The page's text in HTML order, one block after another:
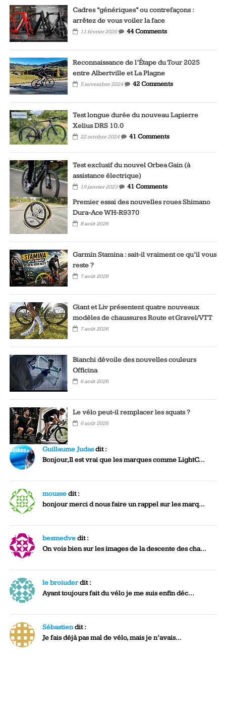
Cadres “génériques” ou contrefaçons :
arrêtez de vous voiler la face
11 février 2026 44 Comments
Reconnaissance de l’Étape du Tour 2025
entre Albertville et La Plagne
5 novembre 2024 42 Comments
Test longue durée du nouveau Lapierre
Xelius DRS 10.0
22 octobre 2024 41 Comments
Test exclusif du nouvel Orbea Gain (à
assistance électrique)
19 janvier 2023
41 Comments
Premier essai des nouvelles roues Shimano
Dura-Ace WH-R9370
8 août 2026
Garmin Stamina : sait-il vraiment ce qu’il vous
reste ?
7 août 2026
Giant et Liv présentent quatre nouveaux
modèles de chaussures Route et Gravel/VTT
7 août 2026
Bianchi dévoile des nouvelles couleurs
Officina
6 août 2026
Le vélo peut-il remplacer les squats ?
6 août 2026
Guillaume Judasdit :
Bonjour,Il est vrai que les marques comme LightC...
moussedit :
bonjour merci d nous faire un rappel sur les marq...
besmedvedit :
On vois bien sur les images de la descente des cha...
le broiuderdit :
Ayant toujours fait du vélo je me suis enfin déc...
Sébastiendit :
Je fais déjà pas mal de vélo, mais je n’avais...